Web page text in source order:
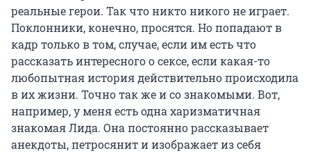
реальные герои. Так что никто никого не играет.
Поклонники, конечно, просятся. Но попадают в
кадр только в том, случае, если им есть что
рассказать интересного о сексе, если какая-то
любопытная история действительно происходила
в их жизни. Точно так же и со знакомыми. Вот,
например, у меня есть одна харизматичная
знакомая Лида. Она постоянно рассказывает
анекдоты, петросянит и изображает из себя